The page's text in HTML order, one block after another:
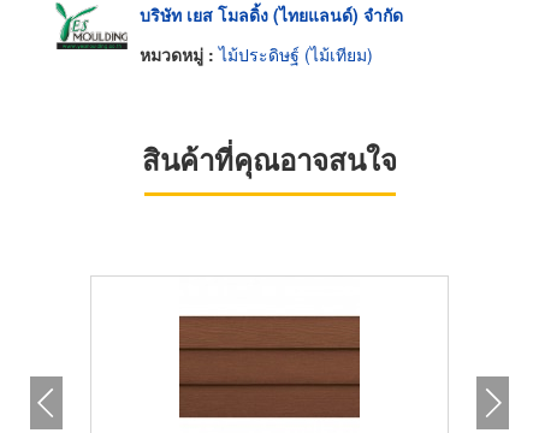
บริษัท เยส โมลดิ้ง (ไทยแลนด์) จำกัด
หมวดหมู่ :ไม้ประดิษฐ์ (ไม้เทียม)
สินค้าที่คุณอาจสนใจ